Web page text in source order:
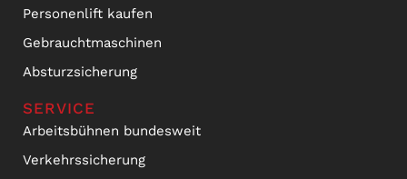
Personenlift kaufen
Gebrauchtmaschinen
Absturzsicherung
SERVICE
Arbeitsbühnen bundesweit
Verkehrssicherung